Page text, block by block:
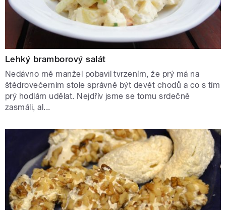
Lehký bramborový salát
Nedávno mě manžel pobavil tvrzením, že prý má na
štědrovečerním stole správně být devět chodů a co s tím
prý hodlám udělat. Nejdřív jsme se tomu srdečně
zasmáli, al...